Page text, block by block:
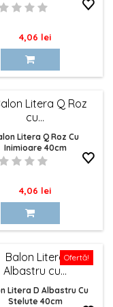
Pret
4,06 lei
Litera Q Roz Cu
Inimioare 40cm
Pret
4,06 lei
Ofertă!
Litera D Albastru Cu
Stelute 40cm